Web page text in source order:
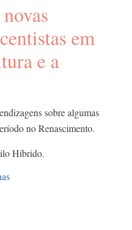
em
e a
sobre algumas
no Renascimento.
Híbrido.